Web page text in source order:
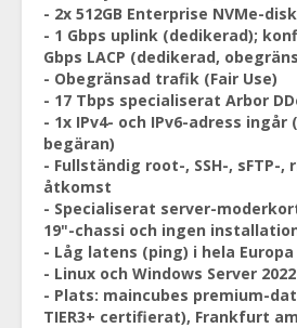
- 2x 512GB Enterprise NVMe-
- 1 Gbps uplink (dedikerad);
Gbps LACP (dedikerad,
- Obegränsad trafik (Fair Use)
- 17 Tbps specialiserat Arbor
- 1x IPv4- och IPv6-adress ingår
begäran)
- Fullständig root-, SSH-, sFTP-,
åtkomst
- Specialiserat server-
19"-chassi och ingen
- Låg latens (ping) i hela Europa
- Linux och Windows Server
- Plats: maincubes premium-
TIER3+ certifierat), Frankfurt